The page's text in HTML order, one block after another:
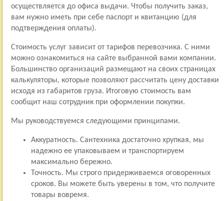
осуществляется до офиса выдачи. Чтобы получить заказ,
вам нужно иметь при себе паспорт и квитанцию (для
подтверждения оплаты).
Стоимость услуг зависит от тарифов перевозчика. С ними
можно ознакомиться на сайте выбранной вами компании.
Большинство организаций размещают на своих страницах
калькуляторы, которые позволяют рассчитать цену доставки
исходя из габаритов груза. Итоговую стоимость вам
сообщит наш сотрудник при оформлении покупки.
Мы руководствуемся следующими принципами.
Аккуратность. Сантехника достаточно хрупкая, мы
надежно ее упаковываем и транспортируем
максимально бережно.
Точность. Мы строго придерживаемся оговоренных
сроков. Вы можете быть уверены в том, что получите
товары вовремя.